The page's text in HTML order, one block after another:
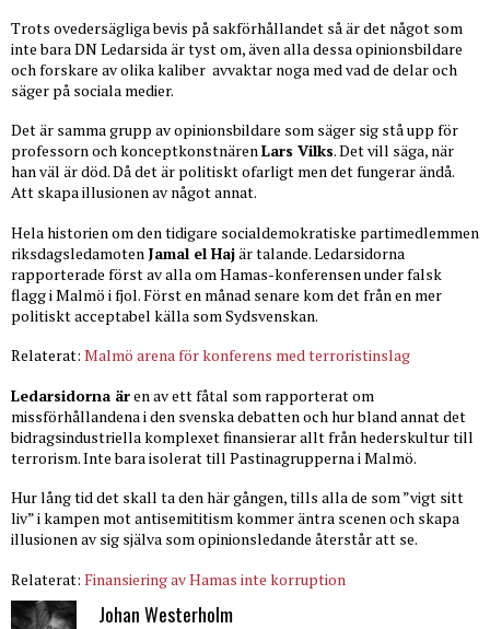
Trots ovedersägliga bevis på sakförhållandet så är det något som
inte bara DN Ledarsida är tyst om, även alla dessa opinionsbildare
och forskare av olika kaliber avvaktar noga med vad de delar och
säger på sociala medier.
Det är samma grupp av opinionsbildare som säger sig stå upp för
professorn och konceptkonstnärenLars Vilks. Det vill säga, när
han väl är död. Då det är politiskt ofarligt men det fungerar ändå.
Att skapa illusionen av något annat.
Hela historien om den tidigare socialdemokratiske partimedlemmen
riksdagsledamoten Jamal el Hajär talande. Ledarsidorna
rapporterade först av alla om Hamas-konferensen under falsk
flagg i Malmö i fjol. Först en månad senare kom det från en mer
politiskt acceptabel källa som Sydsvenskan.
Relaterat: Malmö arena för konferens med terroristinslag
Ledarsidorna ären av ett fåtal som rapporterat om
missförhållandena i den svenska debatten och hur bland annat det
bidragsindustriella komplexet finansierar allt från hederskultur till
terrorism. Inte bara isolerat till Pastinagrupperna i Malmö.
Hur lång tid det skall ta den här gången, tills alla de som ”vigt sitt
liv” i kampen mot antisemititism kommer äntra scenen och skapa
illusionen av sig själva som opinionsledande återstår att se.
Relaterat: Finansiering av Hamas inte korruption
Johan Westerholm